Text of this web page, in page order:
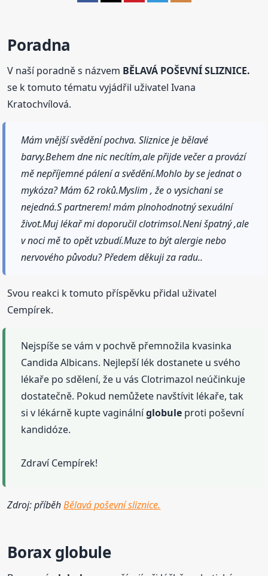
Poradna
V naší poradně s názvem BĚLAVÁ POŠEVNÍ SLIZNICE.
se k tomuto tématu vyjádřil uživatel Ivana
Kratochvílová.
Mám vnější svědění pochva. Sliznice je bělavé
barvy.Behem dne nic necítím,ale přijde večer a provází
mě nepříjemné pálení a svědění.Mohlo by se jednat o
mykóza? Mám 62 roků.Myslim , že o vysichani se
nejedná.S partnerem! mám plnohodnotný sexuální
život.Muj lékař mi doporučil clotrimsol.Neni špatný ,ale
v noci mě to opět vzbudí.Muze to být alergie nebo
nervového původu? Předem děkuji za radu..
Svou reakci k tomuto příspěvku přidal uživatel
Cempírek.
Nejspíše se vám v pochvě přemnožila kvasinka
Candida Albicans. Nejlepší lék dostanete u svého
lékaře po sdělení, že u vás Clotrimazol neúčinkuje
dostatečně. Pokud nemůžete navštívit lékaře, tak
si v lékárně kupte vaginálníglobule proti poševní
kandidóze.
Zdraví Cempírek!
Zdroj: příběhBělavá poševní sliznice.
Boraxglobule